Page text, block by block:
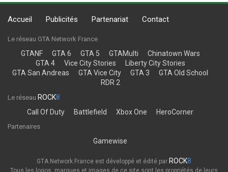
Accueil Publicités Partenariat Contact
Le réseau GTA Network France
GTANF GTA 6 GTA 5 GTAMulti
Chinatown Wars
GTA 4
Vice City Stories
Liberty City Stories
GTA San Andreas
GTA Vice City GTA 3
GTA Old School
RDR 2
Le réseau ROCK8
Call Of Duty
Battlefield Xbox One HeroCorner
Partenaires
Gamewise
GTA Network France est développé et édité par ROCK8